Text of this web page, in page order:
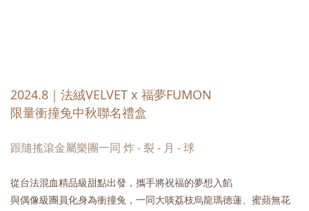
2024.8｜法絨VELVET x 福夢FUMON
限量衝撞兔中秋聯名禮盒
跟隨搖滾金屬樂團一同 炸 - 裂 - 月 - 球
從台法混血精品級甜點出發，攜手將祝福的夢想入餡
與偶像級團員化身為衝撞兔，一同大啖荔枝烏龍瑪德蓮、蜜蘋無花